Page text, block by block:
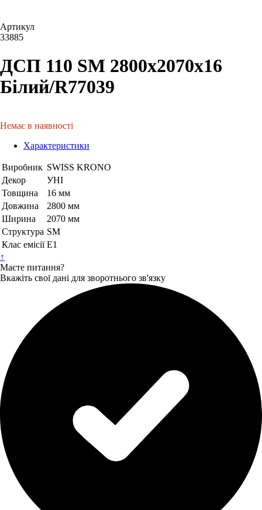
Артикул
33885
ДСП 110 SM 2800х2070х16
Білий/R77039
Немає в наявності
Характеристики
Виробник SWISS KRONO
Декор
УНІ
Товщина
16 мм
Довжина
2800 мм
Ширина
2070 мм
Структура SM
Клас емісії Е1
↑
Маєте питання?
Вкажіть свої дані для зворотнього зв'язку